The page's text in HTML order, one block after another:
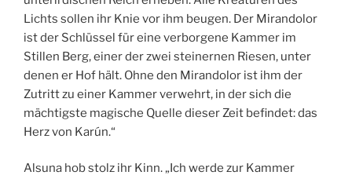
Lichts sollen ihr Knie vor ihm beugen. Der Mirandolor
ist der Schlüssel für eine verborgene Kammer im
Stillen Berg, einer der zwei steinernen Riesen, unter
denen er Hof hält. Ohne den Mirandolor ist ihm der
Zutritt zu einer Kammer verwehrt, in der sich die
mächtigste magische Quelle dieser Zeit befindet: das
Herz von Karún.“
Alsuna hob stolz ihr Kinn. „Ich werde zur Kammer